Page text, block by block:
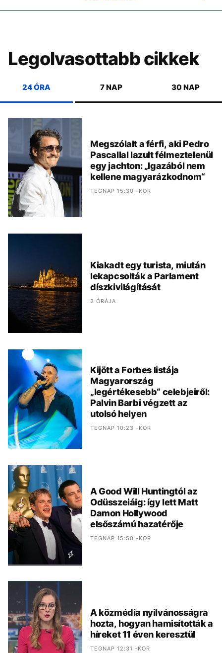
Legolvasottabb cikkek
24 ÓRA 7 NAP 30 NAP
Megszólalt a férfi, aki Pedro
Pascallal lazult félmeztelenül
egy jachton: „Igazából nem
kellene magyarázkodnom“
TEGNAP 15:30 -KOR
Kiakadt egy turista, miután
lekapcsolták a Parlament
díszkivilágítását
2 ÓRÁJA
Kijött a Forbes listája
Magyarország
„legértékesebb“ celebjeiről:
Palvin Barbi végzett az
utolsó helyen
TEGNAP 10:23 -KOR
A Good Will Huntingtól az
Odüsszeiáig: így lett Matt
Damon Hollywood
elsőszámú hazatérője
TEGNAP 15:50 -KOR
A közmédia nyilvánosságra
hozta, hogyan hamisították a
híreket 11 éven keresztül
TEGNAP 12:31 -KOR